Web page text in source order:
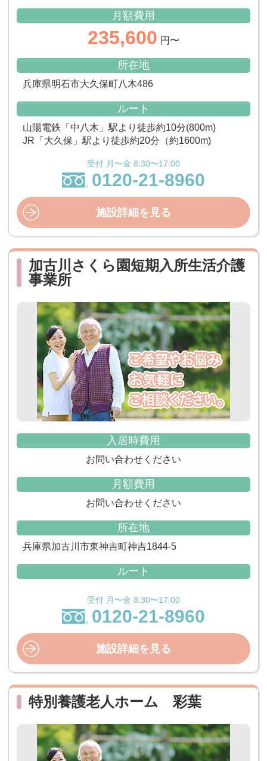
月額費用
235,600 円〜
所在地
兵庫県明石市大久保町八木486
ルート
山陽電鉄「中八木」駅より徒歩約10分(800m)
JR「大久保」駅より徒歩約20分（約1600m)
受付 月〜金 8:30〜17:00
0120-21-8960
施設詳細を見る
加古川さくら園短期入所生活介護
事業所
入居時費用
お問い合わせください
月額費用
お問い合わせください
所在地
兵庫県加古川市東神吉町神吉1844-5
ルート
受付 月〜金 8:30〜17:00
0120-21-8960
施設詳細を見る
特別養護老人ホーム 彩葉